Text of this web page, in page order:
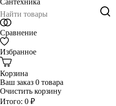
Сантехника
Сравнение
Избранное
Корзина
Ваш заказ 0 товара
Очистить корзину
Итого: 0 ₽